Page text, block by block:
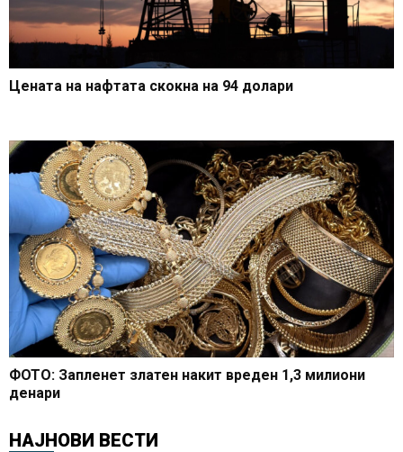
Цената на нафтата скокна на 94 долари
ФОТО: Запленет златен накит вреден 1,3 милиони
денари
НАЈНОВИ ВЕСТИ